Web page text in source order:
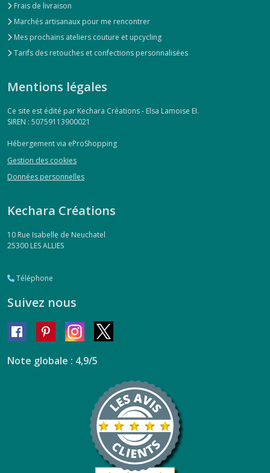
Frais de livraison
Marchés artisanaux pour me rencontrer
Mes prochains ateliers couture et upcycling
Tarifs des retouches et confections personnalisées
Mentions légales
Ce site est édité par Kechara Créations - Elsa Lamoise EI.
SIREN : 50759113900021
Hébergement via eProShopping
Gestion des cookies
Données personnelles
Kechara Créations
10 Rue Isabelle de Neuchatel
25300 LES ALLIES
Téléphone
Suivez nous
Note globale : 4,9/5